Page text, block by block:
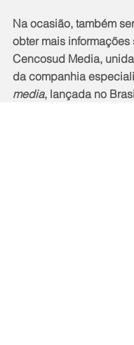
Na ocasião, também
obter mais informações
Cencosud Media,
da companhia
media, lançada no